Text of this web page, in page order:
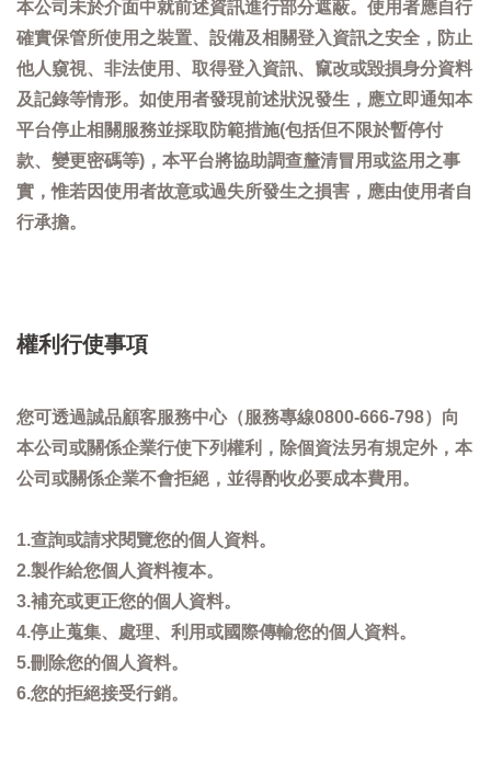
本公司未於介面中就前述資訊進行部分遮蔽。使用者應自行
確實保管所使用之裝置、設備及相關登入資訊之安全，防止
他人窺視、非法使用、取得登入資訊、竄改或毀損身分資料
及記錄等情形。如使用者發現前述狀況發生，應立即通知本
平台停止相關服務並採取防範措施(包括但不限於暫停付
款、變更密碼等)，本平台將協助調查釐清冒用或盜用之事
實，惟若因使用者故意或過失所發生之損害，應由使用者自
行承擔。
權利行使事項
您可透過誠品顧客服務中心（服務專線0800-666-798）向
本公司或關係企業行使下列權利，除個資法另有規定外，本
公司或關係企業不會拒絕，並得酌收必要成本費用。
1.查詢或請求閱覽您的個人資料。
2.製作給您個人資料複本。
3.補充或更正您的個人資料。
4.停止蒐集、處理、利用或國際傳輸您的個人資料。
5.刪除您的個人資料。
6.您的拒絕接受行銷。